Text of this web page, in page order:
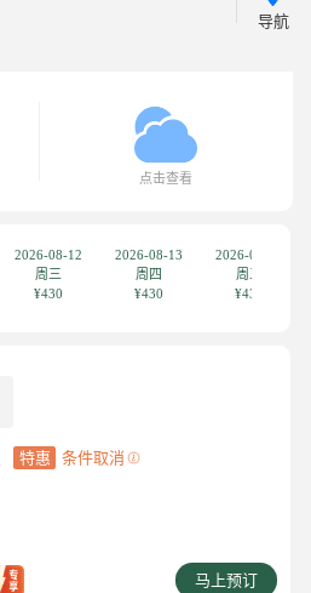
导航
点击查看
2026-08-12
周三
¥430
2026-08-13
周四
¥430
2026-08-14
周五
¥430
特惠 条件取消
马上预订